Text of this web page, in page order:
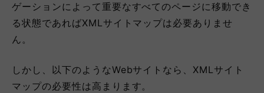
ゲーションによって重要なすべてのページに移動でき
る状態であればXMLサイトマップは必要ありませ
ん。
しかし、以下のようなWebサイトなら、XMLサイト
マップの必要性は高まります。